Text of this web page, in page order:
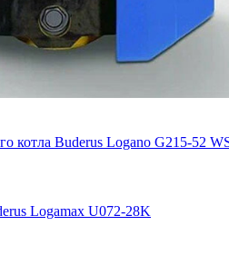
котла Buderus Logano G215-52
Logamax U072-28K